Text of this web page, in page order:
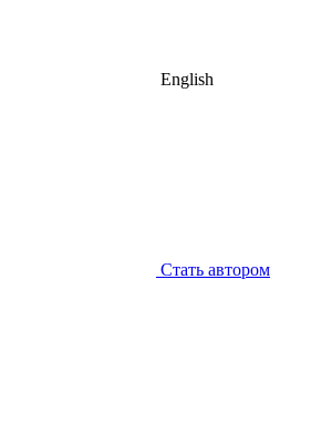
English
Стать автором